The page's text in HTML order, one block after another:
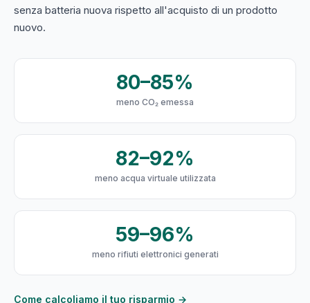
senza batteria nuova rispetto all'acquisto di un prodotto
nuovo.
80–85%
meno CO₂ emessa
82–92%
meno acqua virtuale utilizzata
59–96%
meno rifiuti elettronici generati
Come calcoliamo il tuo risparmio →